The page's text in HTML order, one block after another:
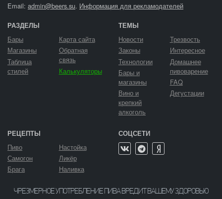
Email: admin@beers.su. Информация для рекламодателей
РАЗДЕЛЫ
Бары
Магазины
Таблица
стилей
Карта сайта
Обратная
связь
Калькуляторы
ТЕМЫ
Новости
Законы
Технологии
Бары и
магазины
Вино и
крепкий
алкоголь
Трезвость
Интересное
Домашнее
пивоварение
FAQ
Дегустации
РЕЦЕПТЫ
Пиво
Самогон
Брага
Настойка
Ликёр
Наливка
СОЦСЕТИ
ЧРЕЗМЕРНОЕ УПОТРЕБЛЕНИЕ ПИВА ВРЕДИТ ВАШЕМУ ЗДОРОВЬЮ